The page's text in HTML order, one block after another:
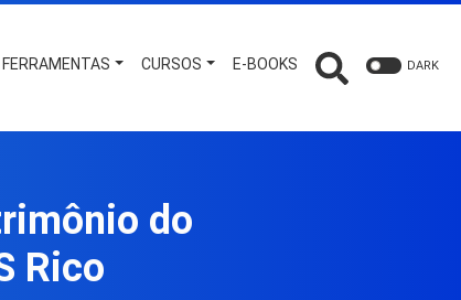
FERRAMENTAS CURSOS E-BOOKS DARK
do
Rico